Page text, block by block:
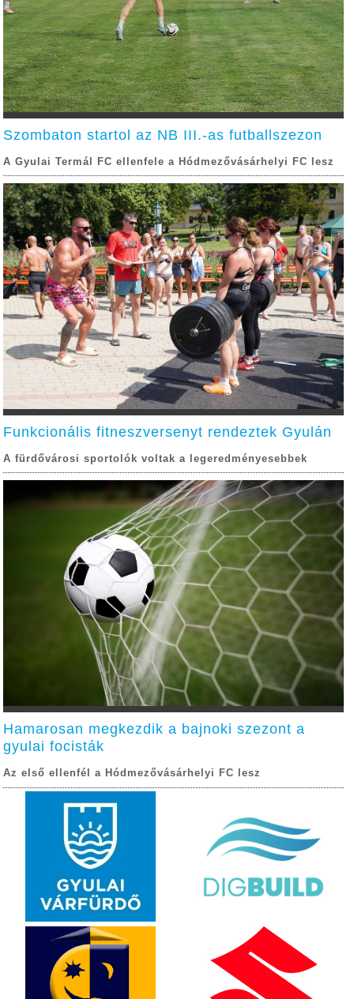
Szombaton startol az NB III.-as futballszezon
A Gyulai Termál FC ellenfele a Hódmezővásárhelyi FC lesz
Funkcionális fitneszversenyt rendeztek Gyulán
A fürdővárosi sportolók voltak a legeredményesebbek
Hamarosan megkezdik a bajnoki szezont a
gyulai focisták
Az első ellenfél a Hódmezővásárhelyi FC lesz